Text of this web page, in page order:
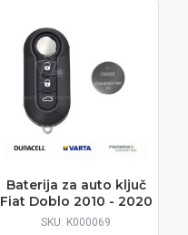
SKU: K000069
Baterija za auto ključ
Fiat Doblo 2010 - 2020